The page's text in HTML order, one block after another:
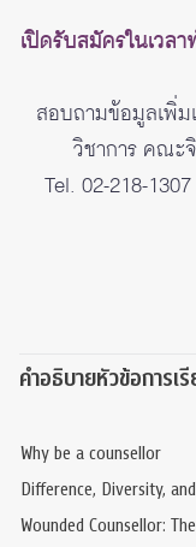
เปิดรับสมัครในเวล
สอบถามข้อมูลเพิ่
วิชาการ คณะ
Tel. 02-218-
คำอธิบายหัวข้อการเ
Why be a counsellor
Difference, Diversity,
Wounded Counsellor: